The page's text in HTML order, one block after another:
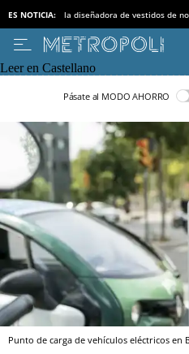
ES NOTICIA: la diseñadora de vestidos de
Leer en Castellano
Pásate al MODO AHORRO
Punto de carga de vehículos eléctricos en